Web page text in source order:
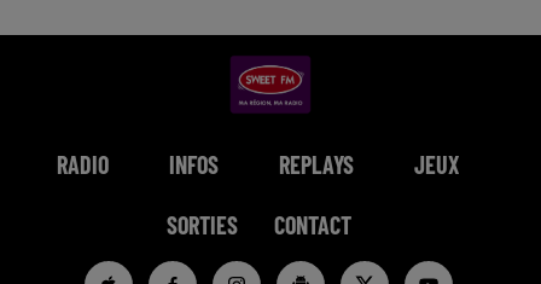
RADIO INFOS REPLAYS JEUX
SORTIES CONTACT